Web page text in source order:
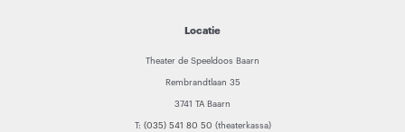
Locatie
Theater de Speeldoos Baarn
Rembrandtlaan 35
3741 TA Baarn
T: (035) 541 80 50 (theaterkassa)